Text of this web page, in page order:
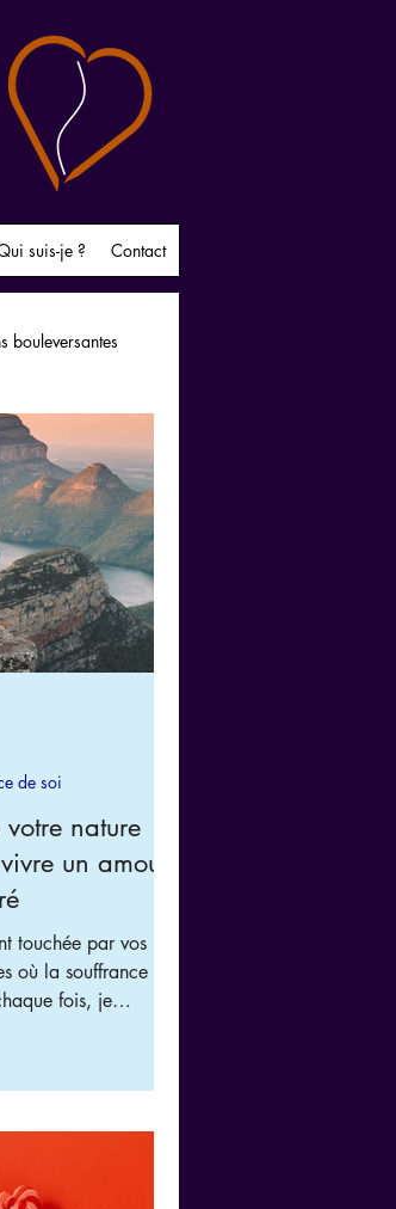
suis-je ? Contact
bouleversantes
votre nature
un amour
touchée par vos
où la souffrance est
pas soi-même et
de soi